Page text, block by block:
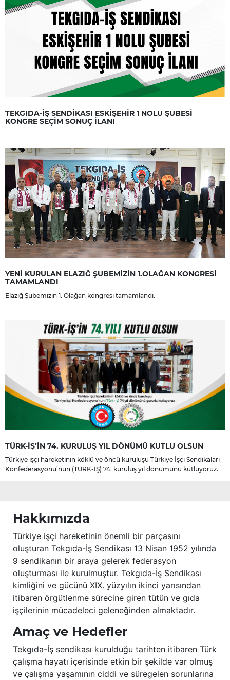
TEKGIDA-İŞ SENDİKASI ESKİŞEHİR 1 NOLU ŞUBESİ
KONGRE SEÇİM SONUÇ İLANI
YENİ KURULAN ELAZIĞ ŞUBEMİZİN 1.OLAĞAN KONGRESİ
TAMAMLANDI
Elazığ Şubemizin 1. Olağan kongresi tamamlandı.
TÜRK-İŞ’İN 74. KURULUŞ YIL DÖNÜMÜ KUTLU OLSUN
Türkiye işçi hareketinin köklü ve öncü kuruluşu Türkiye İşçi Sendikaları
Konfederasyonu’nun (TÜRK-İŞ) 74. kuruluş yıl dönümünü kutluyoruz.
Hakkımızda
Türkiye işçi hareketinin önemli bir parçasını
oluşturan Tekgıda-İş Sendikası 13 Nisan 1952 yılında
9 sendikanın bir araya gelerek federasyon
oluşturması ile kurulmuştur. Tekgıda-İş Sendikası
kimliğini ve gücünü XIX. yüzyılın ikinci yarısından
itibaren örgütlenme sürecine giren tütün ve gıda
işçilerinin mücadeleci geleneğinden almaktadır.
Amaç ve Hedefler
Tekgıda-İş sendikası kurulduğu tarihten itibaren Türk
çalışma hayatı içerisinde etkin bir şekilde var olmuş
ve çalışma yaşamının ciddi ve süregelen sorunlarına